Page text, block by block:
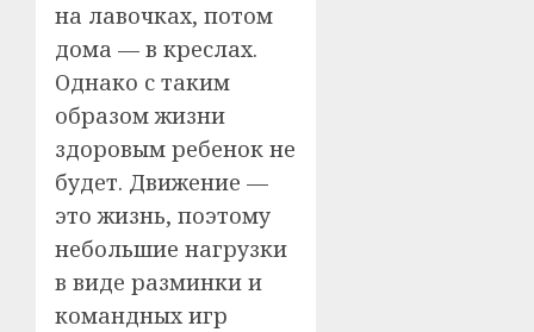
на лавочках, потом
дома — в креслах.
Однако с таким
образом жизни
здоровым ребенок не
будет. Движение —
это жизнь, поэтому
небольшие нагрузки
в виде разминки и
командных игр